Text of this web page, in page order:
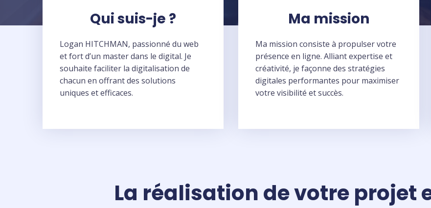
Qui suis-je ?
Logan HITCHMAN, passionné du web
et fort d’un master dans le digital. Je
souhaite faciliter la digitalisation de
chacun en offrant des solutions
uniques et efficaces.
Ma mission
Ma mission consiste à propulser votre
présence en ligne. Alliant expertise et
créativité, je façonne des stratégies
digitales performantes pour maximiser
votre visibilité et succès.
La réalisation de votre projet